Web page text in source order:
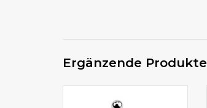
Ergänzende Produkte